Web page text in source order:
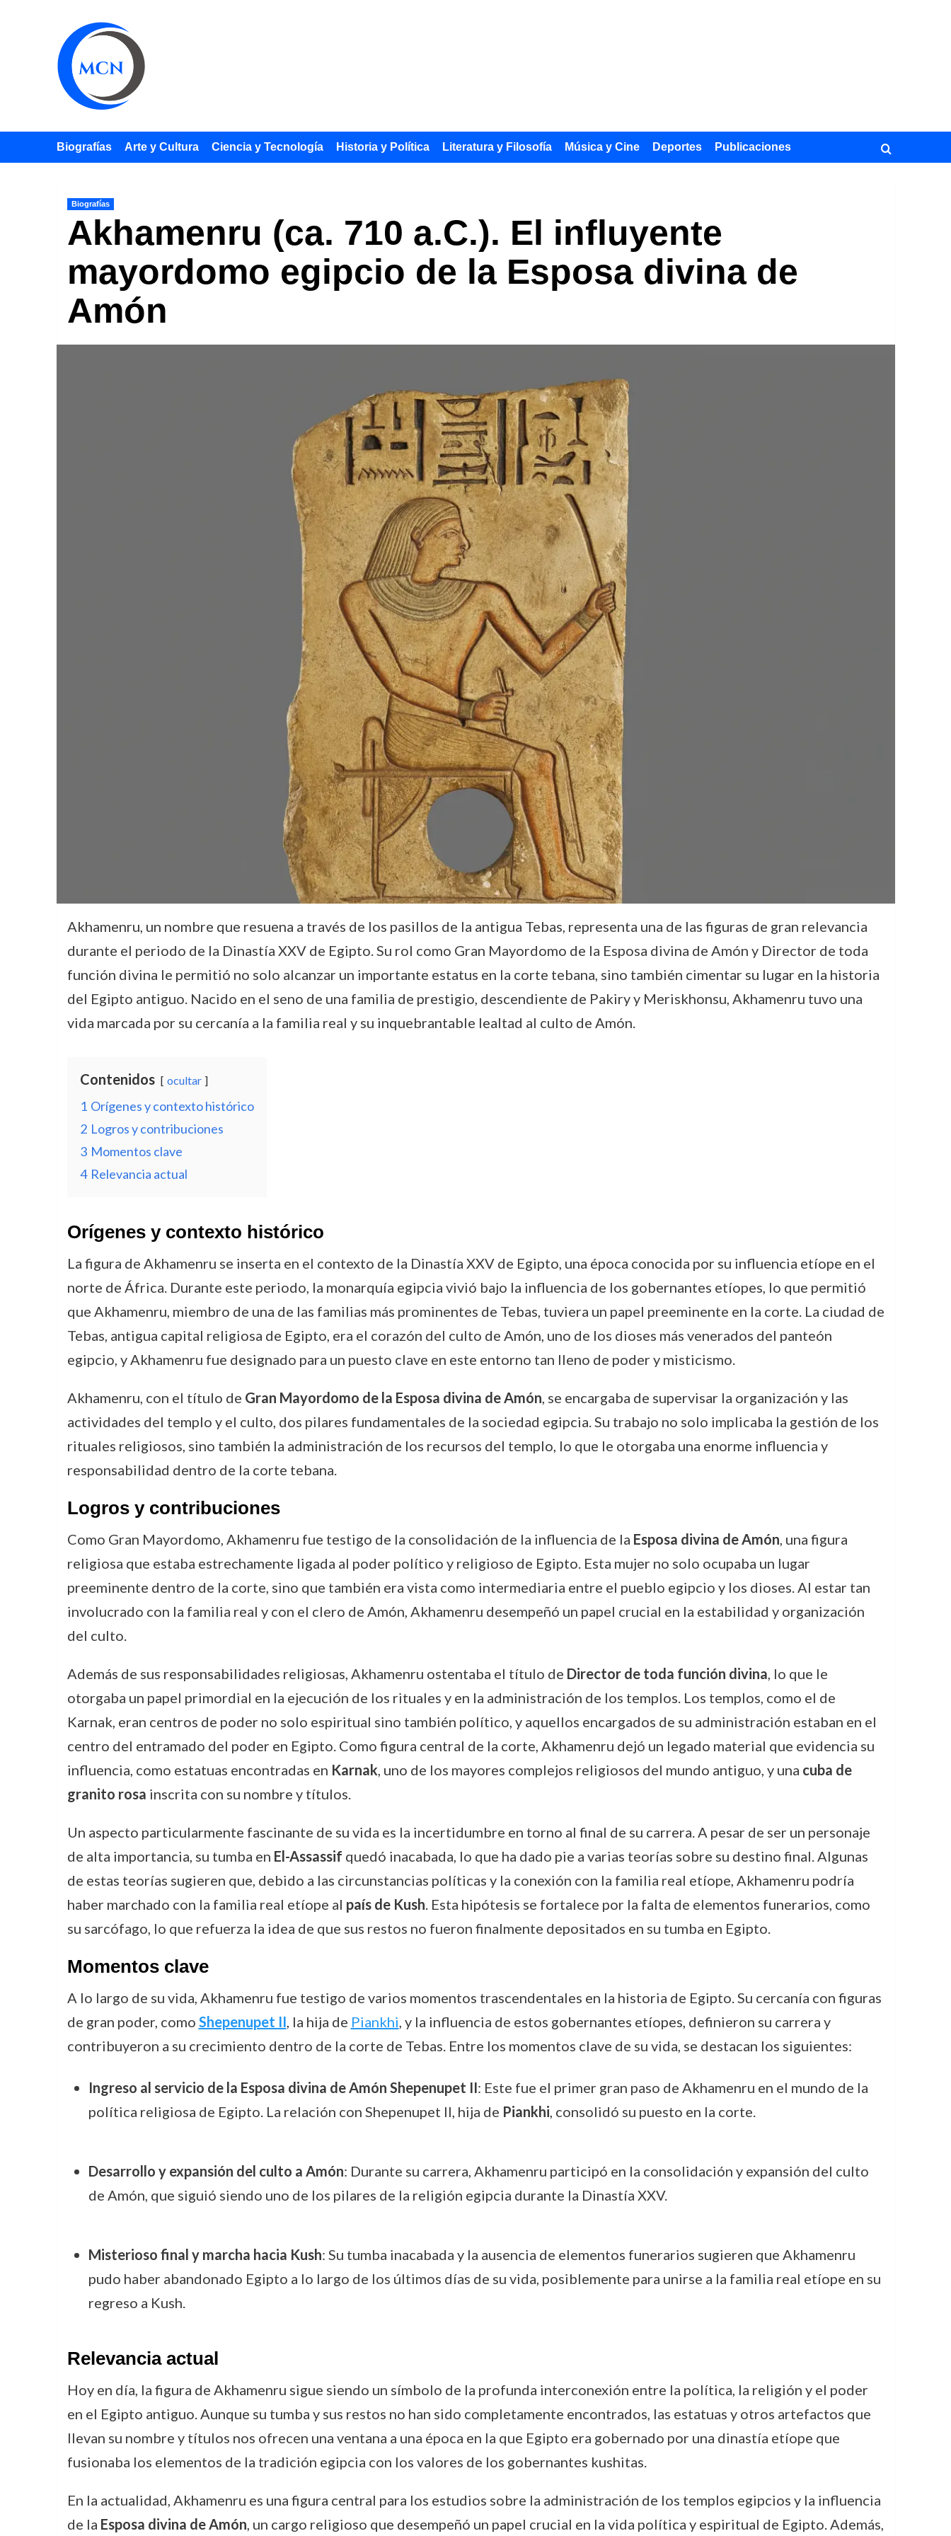
Biografías Arte y Cultura Ciencia y Tecnología Historia y Política Literatura y Filosofía Música y Cine Deportes Publicaciones
Biografías
Akhamenru (ca. 710 a.C.). El influyente
mayordomo egipcio de la Esposa divina de
Amón
Akhamenru, un nombre que resuena a través de los pasillos de la antigua Tebas, representa una de las figuras de gran relevancia
durante el periodo de la Dinastía XXV de Egipto. Su rol como Gran Mayordomo de la Esposa divina de Amón y Director de toda
función divina le permitió no solo alcanzar un importante estatus en la corte tebana, sino también cimentar su lugar en la historia
del Egipto antiguo. Nacido en el seno de una familia de prestigio, descendiente de Pakiry y Meriskhonsu, Akhamenru tuvo una
vida marcada por su cercanía a la familia real y su inquebrantable lealtad al culto de Amón.
Contenidos ocultar
1 Orígenes y contexto histórico
2 Logros y contribuciones
3 Momentos clave
4 Relevancia actual
Orígenes y contexto histórico
La figura de Akhamenru se inserta en el contexto de la Dinastía XXV de Egipto, una época conocida por su influencia etíope en el
norte de África. Durante este periodo, la monarquía egipcia vivió bajo la influencia de los gobernantes etíopes, lo que permitió
que Akhamenru, miembro de una de las familias más prominentes de Tebas, tuviera un papel preeminente en la corte. La ciudad de
Tebas, antigua capital religiosa de Egipto, era el corazón del culto de Amón, uno de los dioses más venerados del panteón
egipcio, y Akhamenru fue designado para un puesto clave en este entorno tan lleno de poder y misticismo.
Akhamenru, con el título de Gran Mayordomo de la Esposa divina de Amón, se encargaba de supervisar la organización y las
actividades del templo y el culto, dos pilares fundamentales de la sociedad egipcia. Su trabajo no solo implicaba la gestión de los
rituales religiosos, sino también la administración de los recursos del templo, lo que le otorgaba una enorme influencia y
responsabilidad dentro de la corte tebana.
Logros y contribuciones
Como Gran Mayordomo, Akhamenru fue testigo de la consolidación de la influencia de la Esposa divina de Amón, una figura
religiosa que estaba estrechamente ligada al poder político y religioso de Egipto. Esta mujer no solo ocupaba un lugar
preeminente dentro de la corte, sino que también era vista como intermediaria entre el pueblo egipcio y los dioses. Al estar tan
involucrado con la familia real y con el clero de Amón, Akhamenru desempeñó un papel crucial en la estabilidad y organización
del culto.
Además de sus responsabilidades religiosas, Akhamenru ostentaba el título de Director de toda función divina, lo que le
otorgaba un papel primordial en la ejecución de los rituales y en la administración de los templos. Los templos, como el de
Karnak, eran centros de poder no solo espiritual sino también político, y aquellos encargados de su administración estaban en el
centro del entramado del poder en Egipto. Como figura central de la corte, Akhamenru dejó un legado material que evidencia su
influencia, como estatuas encontradas en Karnak, uno de los mayores complejos religiosos del mundo antiguo, y una cuba de
granito rosa inscrita con su nombre y títulos.
Un aspecto particularmente fascinante de su vida es la incertidumbre en torno al final de su carrera. A pesar de ser un personaje
de alta importancia, su tumba en El-Assassif quedó inacabada, lo que ha dado pie a varias teorías sobre su destino final. Algunas
de estas teorías sugieren que, debido a las circunstancias políticas y la conexión con la familia real etíope, Akhamenru podría
haber marchado con la familia real etíope al país de Kush. Esta hipótesis se fortalece por la falta de elementos funerarios, como
su sarcófago, lo que refuerza la idea de que sus restos no fueron finalmente depositados en su tumba en Egipto.
Momentos clave
A lo largo de su vida, Akhamenru fue testigo de varios momentos trascendentales en la historia de Egipto. Su cercanía con figuras
de gran poder, como Shepenupet II, la hija de Piankhi, y la influencia de estos gobernantes etíopes, definieron su carrera y
contribuyeron a su crecimiento dentro de la corte de Tebas. Entre los momentos clave de su vida, se destacan los siguientes:
Ingreso al servicio de la Esposa divina de Amón Shepenupet II: Este fue el primer gran paso de Akhamenru en el mundo de la
política religiosa de Egipto. La relación con Shepenupet II, hija de Piankhi, consolidó su puesto en la corte.
Desarrollo y expansión del culto a Amón: Durante su carrera, Akhamenru participó en la consolidación y expansión del culto
de Amón, que siguió siendo uno de los pilares de la religión egipcia durante la Dinastía XXV.
Misterioso final y marcha hacia Kush: Su tumba inacabada y la ausencia de elementos funerarios sugieren que Akhamenru
pudo haber abandonado Egipto a lo largo de los últimos días de su vida, posiblemente para unirse a la familia real etíope en su
regreso a Kush.
Relevancia actual
Hoy en día, la figura de Akhamenru sigue siendo un símbolo de la profunda interconexión entre la política, la religión y el poder
en el Egipto antiguo. Aunque su tumba y sus restos no han sido completamente encontrados, las estatuas y otros artefactos que
llevan su nombre y títulos nos ofrecen una ventana a una época en la que Egipto era gobernado por una dinastía etíope que
fusionaba los elementos de la tradición egipcia con los valores de los gobernantes kushitas.
En la actualidad, Akhamenru es una figura central para los estudios sobre la administración de los templos egipcios y la influencia
de la Esposa divina de Amón, un cargo religioso que desempeñó un papel crucial en la vida política y espiritual de Egipto. Además,